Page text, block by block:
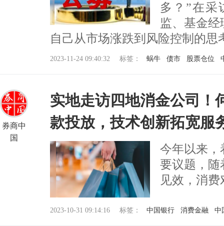
多？”在采
监、基金
自己从市场涨跌到风险控制的思
2023-11-24 09:40:32 标签： 蜗牛 债市 股票仓位
券商中
国
实地走访四地消金公司！
款投放，技术创新拓宽服
今年以来，
要议题，随
见效，消
2023-10-31 09:14:16 标签： 中国银行 消费金融 中